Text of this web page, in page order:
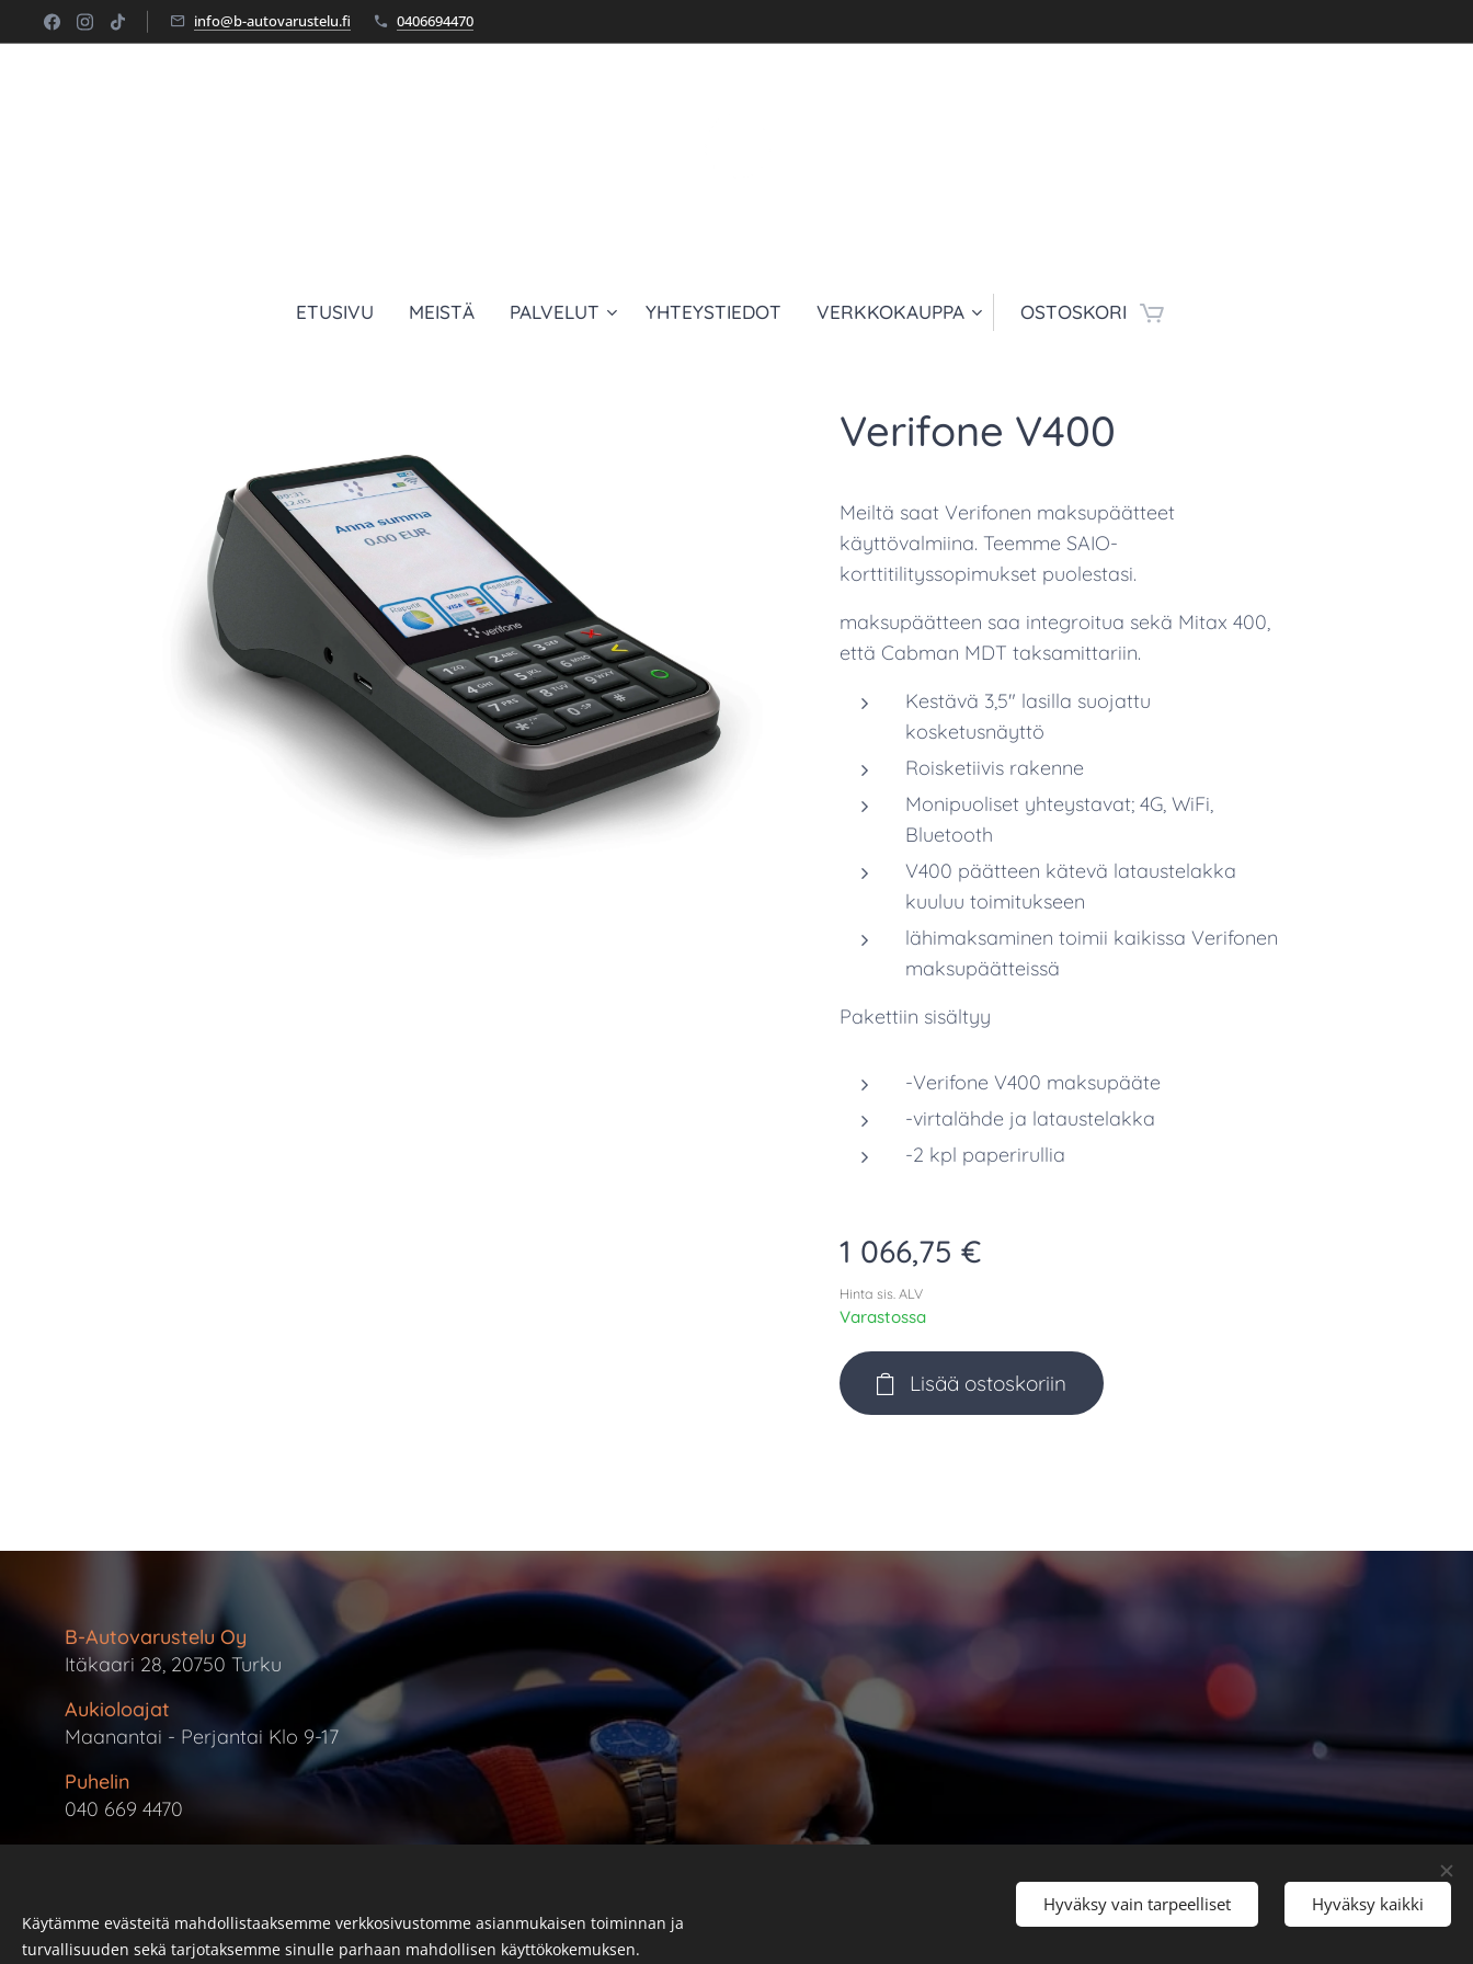
info@b-autovarustelu.fi 0406694470
ETUSIVU MEISTÄ PALVELUT YHTEYSTIEDOT VERKKOKAUPPA OSTOSKORI
Verifone V400
Meiltä saat Verifonen maksupäätteet
käyttövalmiina. Teemme SAIO-
korttitilityssopimukset puolestasi.
maksupäätteen saa integroitua sekä Mitax 400,
että Cabman MDT taksamittariin.
Kestävä 3,5″ lasilla suojattu
kosketusnäyttö
Roisketiivis rakenne
Monipuoliset yhteystavat; 4G, WiFi,
Bluetooth
V400 päätteen kätevä lataustelakka
kuuluu toimitukseen
lähimaksaminen toimii kaikissa Verifonen
maksupäätteissä
Pakettiin sisältyy
-Verifone V400 maksupääte
-virtalähde ja lataustelakka
-2 kpl paperirullia
1 066,75 €
Hinta sis. ALV
Varastossa
Lisää ostoskoriin
B-Autovarustelu Oy
Itäkaari 28, 20750 Turku
Aukioloajat
Maanantai - Perjantai Klo 9-17
Puhelin
040 669 4470
Käytämme evästeitä mahdollistaaksemme verkkosivustomme asianmukaisen toiminnan ja
turvallisuuden sekä tarjotaksemme sinulle parhaan mahdollisen käyttökokemuksen.
Hyväksy vain tarpeelliset Hyväksy kaikki